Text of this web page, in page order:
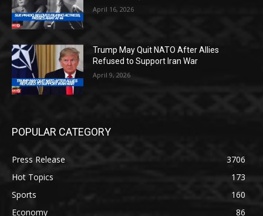
April 16, 2026
Trump May Quit NATO After Allies
Refused to Support Iran War
April 9, 2026
POPULAR CATEGORY
Press Release
3706
Hot Topics
173
Sports
160
Economy
86